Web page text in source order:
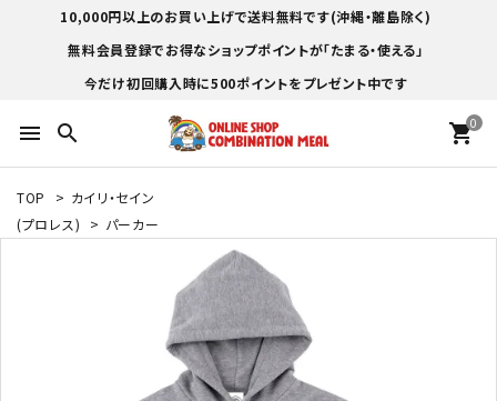
10,000円以上のお買い上げで送料無料です(沖縄・離島除く)
無料会員登録でお得なショップポイントが「たまる・使える」
今だけ初回購入時に500ポイントをプレゼント中です
menu search 0
shopping_cart
TOP > カイリ・セイン
(プロレス)
> パーカー